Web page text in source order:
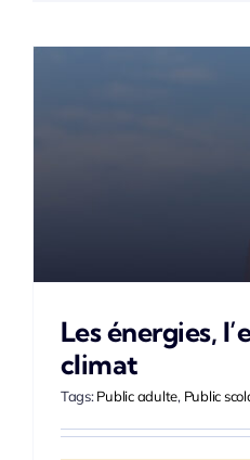
Les énergies,
climat
Tags:Public adulte, Public